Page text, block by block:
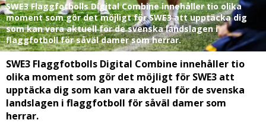
SWE3 Flaggfotbolls Digital Combine innehåller tio olika
moment som gör det möjligt för SWE3 att upptäcka dig
som kan vara aktuell för de svenska landslagen i
flaggfotboll för såväl damer som herrar.
SWE3 Flaggfotbolls Digital Combine innehåller tio
olika moment som gör det möjligt för SWE3 att
upptäcka dig som kan vara aktuell för de svenska
landslagen i flaggfotboll för såväl damer som
herrar.